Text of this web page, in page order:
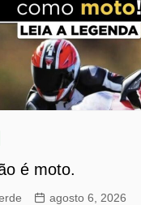
é moto.
agosto 6, 2026